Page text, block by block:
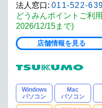
法人窓口: 011-522-
どうみんポイントご利
2026/12/15まで)
店舗情報を見る
Windows
パソコン
Mac
パソコン